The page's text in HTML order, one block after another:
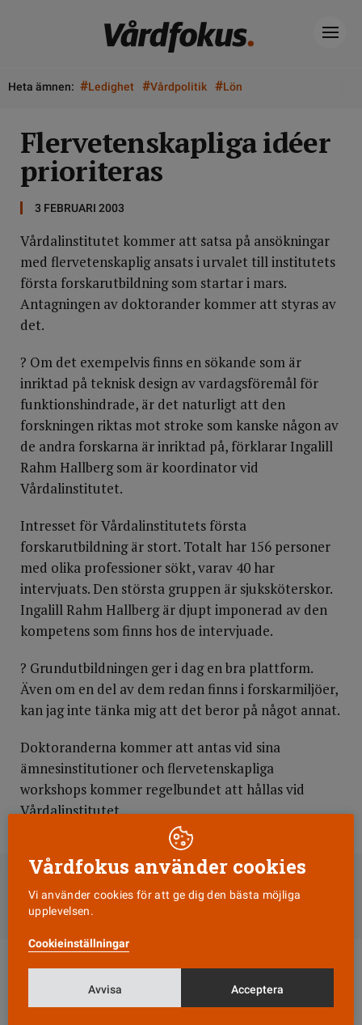
Heta ämnen: #Ledighet #Vårdpolitik #Lön
Flervetenskapliga idéer
prioriteras
3 FEBRUARI 2003
Vårdalinstitutet kommer att satsa på ansökningar
med flervetenskaplig ansats i urvalet till institutets
första forskarutbildning som startar i mars.
Antagningen av doktorander kommer att styras av
det.
? Om det exempelvis finns en sökande som är
inriktad på teknisk design av vardagsföremål för
funktionshindrade, är det naturligt att den
forskningen riktas mot stroke som kanske någon av
de andra forskarna är inriktad på, förklarar Ingalill
Rahm Hallberg som är koordinator vid
Vårdalinstitutet.
Intresset för Vårdalinstitutets första
forskarutbildning är stort. Totalt har 156 personer
med olika professioner sökt, varav 40 har
intervjuats. Den största gruppen är sjuksköterskor.
Ingalill Rahm Hallberg är djupt imponerad av den
kompetens som finns hos de intervjuade.
? Grundutbildningen ger i dag en bra plattform.
Även om en del av dem redan finns i forskarmiljöer,
kan jag inte tänka mig att det beror på något annat.
Doktoranderna kommer att antas vid sina
ämnesinstitutioner och flervetenskapliga
workshops kommer regelbundet att hållas vid
Vårdalinstitutet.
Till Vårdfokus startsida
Vårdfokus använder cookies
Vi använder cookies för att ge dig den bästa möjliga
upplevelsen.
Cookieinställningar
Avvisa Acceptera